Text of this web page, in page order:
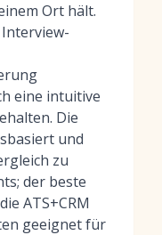
Ort hält.
eine intuitive
Die
und
zu
der beste
ATS+CRM
geeignet für